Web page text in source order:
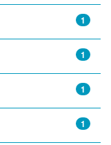
1
1
1
1